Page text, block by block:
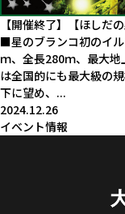
【開催終了】【ほしだ
■星のブランコ初のイ
ｍ、全長280ｍ、最大
は全国的にも最大級の
下に望め、...
2024.12.26
イベント情報